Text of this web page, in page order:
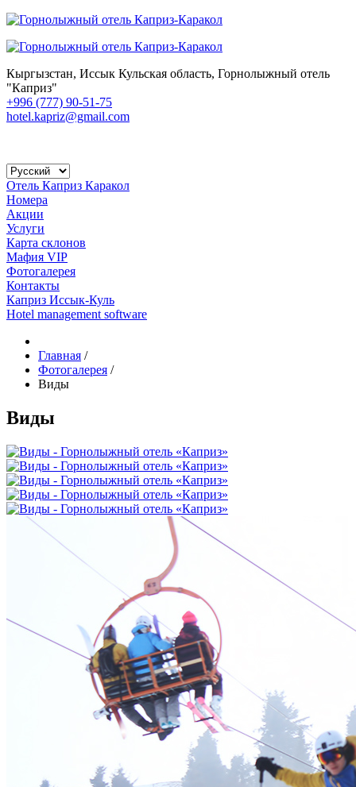
Кыргызстан, Иссык Кульская область, Горнолыжный отель
"Каприз"
+996 (777) 90-51-75
hotel.kapriz@gmail.com
Отель Каприз Каракол
Номера
Акции
Услуги
Карта склонов
Мафия VIP
Фотогалерея
Контакты
Каприз Иссык-Куль
Hotel management software
Главная /
Фотогалерея /
Виды
Виды